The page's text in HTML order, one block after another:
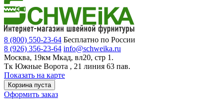
8 (800) 550-23-64 Бесплатно по России
8 (926) 356-23-64 info@schweika.ru
Москва, 19км Мкад, вл20, стр 1.
Тк Южные Ворота , 21 линия 63 пав.
Показать на карте
Корзина пуста
Оформить заказ